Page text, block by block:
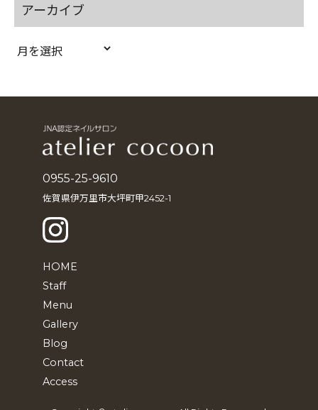
アーカイブ
ア
0955-25-9610
佐賀県伊万里市大坪町甲2452-1
HOME
Staff
Menu
Gallery
Blog
Contact
Access